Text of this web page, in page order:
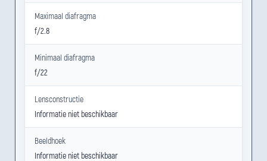
Maximaal diafragma
f/2.8
Minimaal diafragma
f/22
Lensconstructie
Informatie niet beschikbaar
Beeldhoek
Informatie niet beschikbaar